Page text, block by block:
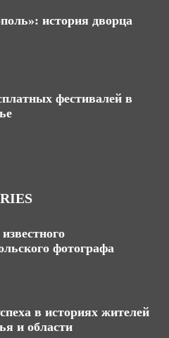
история дворца
фестивалей в
фотографа
в историях жителей
и области